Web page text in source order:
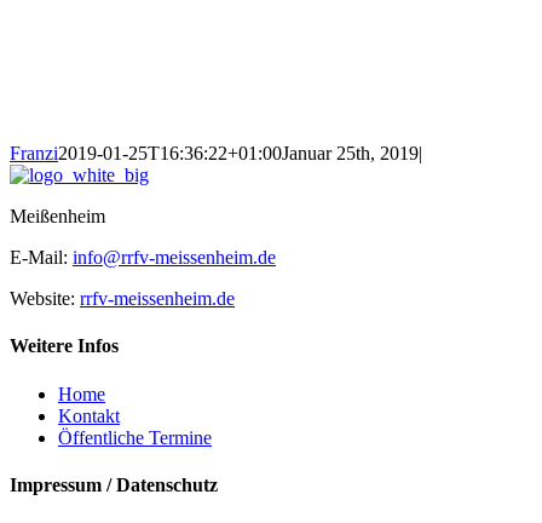
Franzi2019-01-25T16:36:22+01:00Januar 25th, 2019|
Meißenheim
E-Mail: info@rrfv-meissenheim.de
Website: rrfv-meissenheim.de
Weitere Infos
Home
Kontakt
Öffentliche Termine
Impressum / Datenschutz